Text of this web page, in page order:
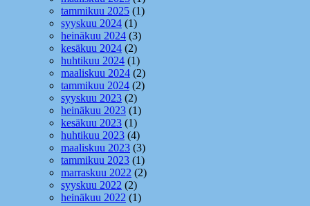
tammikuu 2025 (1)
syyskuu 2024 (1)
heinäkuu 2024 (3)
kesäkuu 2024 (2)
huhtikuu 2024 (1)
maaliskuu 2024 (2)
tammikuu 2024 (2)
syyskuu 2023 (2)
heinäkuu 2023 (1)
kesäkuu 2023 (1)
huhtikuu 2023 (4)
maaliskuu 2023 (3)
tammikuu 2023 (1)
marraskuu 2022 (2)
syyskuu 2022 (2)
heinäkuu 2022 (1)